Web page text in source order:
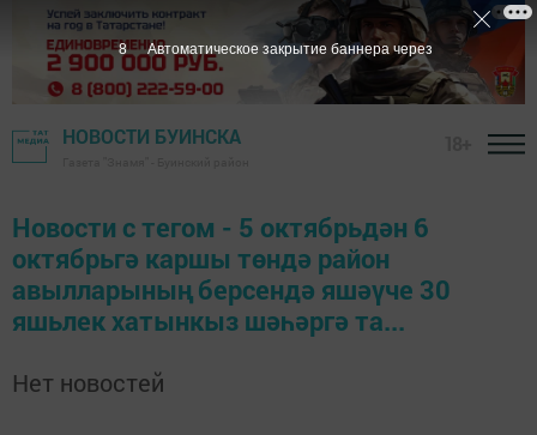
НОВОСТИ БУИНСКА
Новости с тегом - 5 октябрьдән 6
октябрьгә каршы төндә район
авылларының берсендә яшәүче 30
яшьлек хатынкыз шәһәргә та...
Нет новостей
7 Автоматическое закрытие баннера через